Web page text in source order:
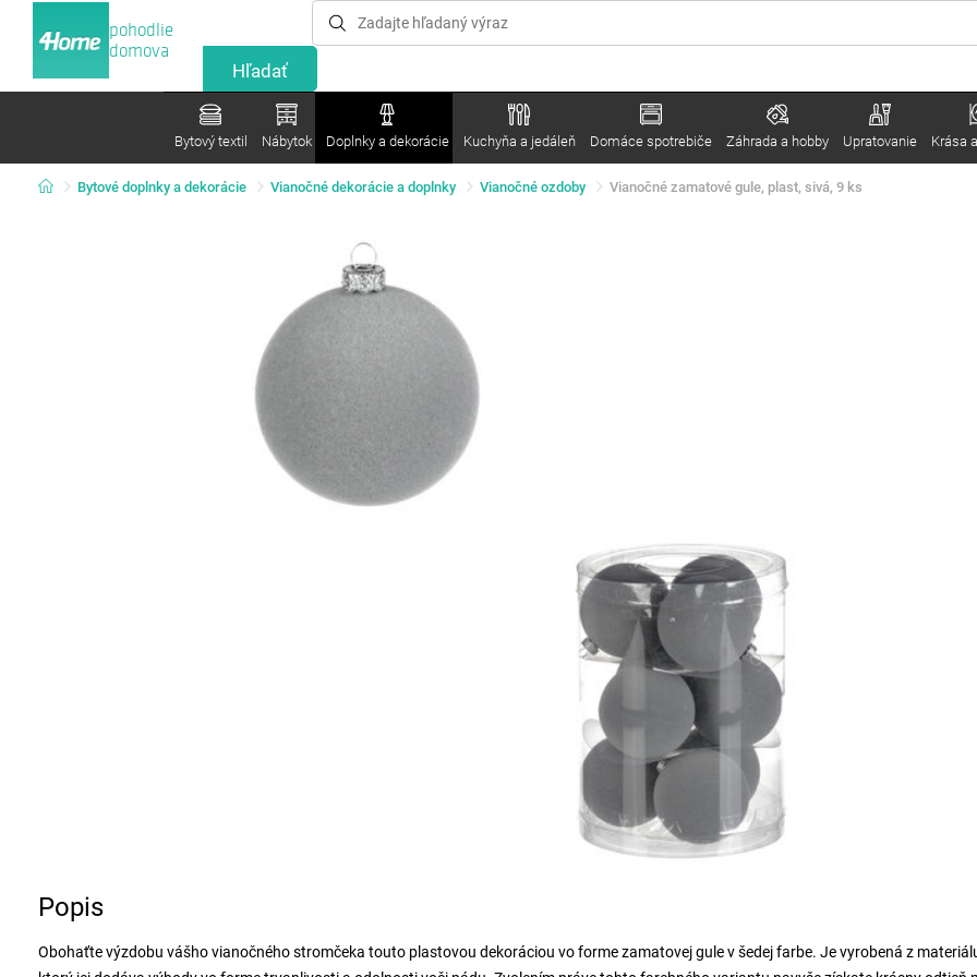
pohodlie
domova
Bytový textil Nábytok Doplnky a dekorácie Kuchyňa a jedáleň Domáce spotrebiče Záhrada a hobby Upratovanie Krása
Bytové doplnky a dekorácie Vianočné dekorácie a doplnky Vianočné ozdoby Vianočné zamatové gule, plast, sivá, 9 ks
Popis
Obohaťte výzdobu vášho vianočného stromčeka touto plastovou dekoráciou vo forme zamatovej gule v šedej farbe. Je vyrobená z